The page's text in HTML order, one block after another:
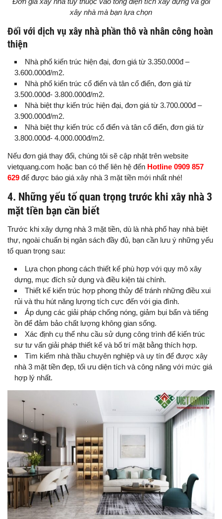
xây nhà mà bạn lựa chọn
Đối với dịch vụ xây nhà phần thô và nhân công hoàn
thiện
Nhà phố kiến trúc hiện đại, đơn giá từ 3.350.000đ –
3.600.000đ/m2.
Nhà phố kiến trúc cổ điển và tân cổ điển, đơn giá từ
3.500.000đ- 3.800.000đ/m2.
Nhà biệt thự kiến trúc hiện đại, đơn giá từ 3.700.000đ –
3.900.000đ/m2.
Nhà biệt thự kiến trúc cổ điển và tân cổ điển, đơn giá từ
3.800.000đ- 4.000.000đ/m2.
Nếu đơn giá thay đổi, chúng tôi sẽ cập nhật trên website
vietquang.com hoặc ban có thể liên hệ đến Hotline 0909 857
629 để được báo giá xây nhà 3 mặt tiền mới nhất nhé!
4. Những yếu tố quan trọng trước khi xây nhà 3
mặt tiền bạn cần biết
Trước khi xây dựng nhà 3 mặt tiền, dù là nhà phố hay nhà biệt
thự, ngoài chuẩn bị ngân sách đầy đủ, bạn cần lưu ý những yếu
tố quan trọng sau:
Lựa chọn phong cách thiết kế phù hợp với quy mô xây
dựng, mục đích sử dụng và điều kiện tài chính.
Thiết kế kiến trúc hợp phong thủy để tránh những điều xui
rủi và thu hút năng lượng tích cực đến với gia đình.
Áp dụng các giải pháp chống nóng, giảm bụi bẩn và tiếng
ồn để đảm bảo chất lượng không gian sống.
Xác định cụ thể nhu cầu sử dụng công trình để kiến trúc
sư tư vấn giải pháp thiết kế và bố trí mặt bằng thích hợp.
Tìm kiếm nhà thầu chuyên nghiệp và uy tín để được xây
nhà 3 mặt tiền đẹp, tối ưu diện tích và công năng với mức giá
hợp lý nhất.